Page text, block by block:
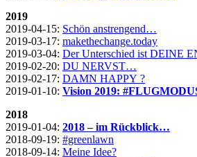
2019
2019-04-15: Schön anstrengend…
2019-03-17: makethechange.today
2019-03-04: Der Unterschied ist DEINE
2019-02-20: DU NERVST…
2019-02-17: DAMN HAPPY ?
2019-01-10: Vision 2019:
2018
2019-01-04: 2018 – im Rückblick…
2018-09-19: #greenlawn
2018-09-14: Meine Idee?